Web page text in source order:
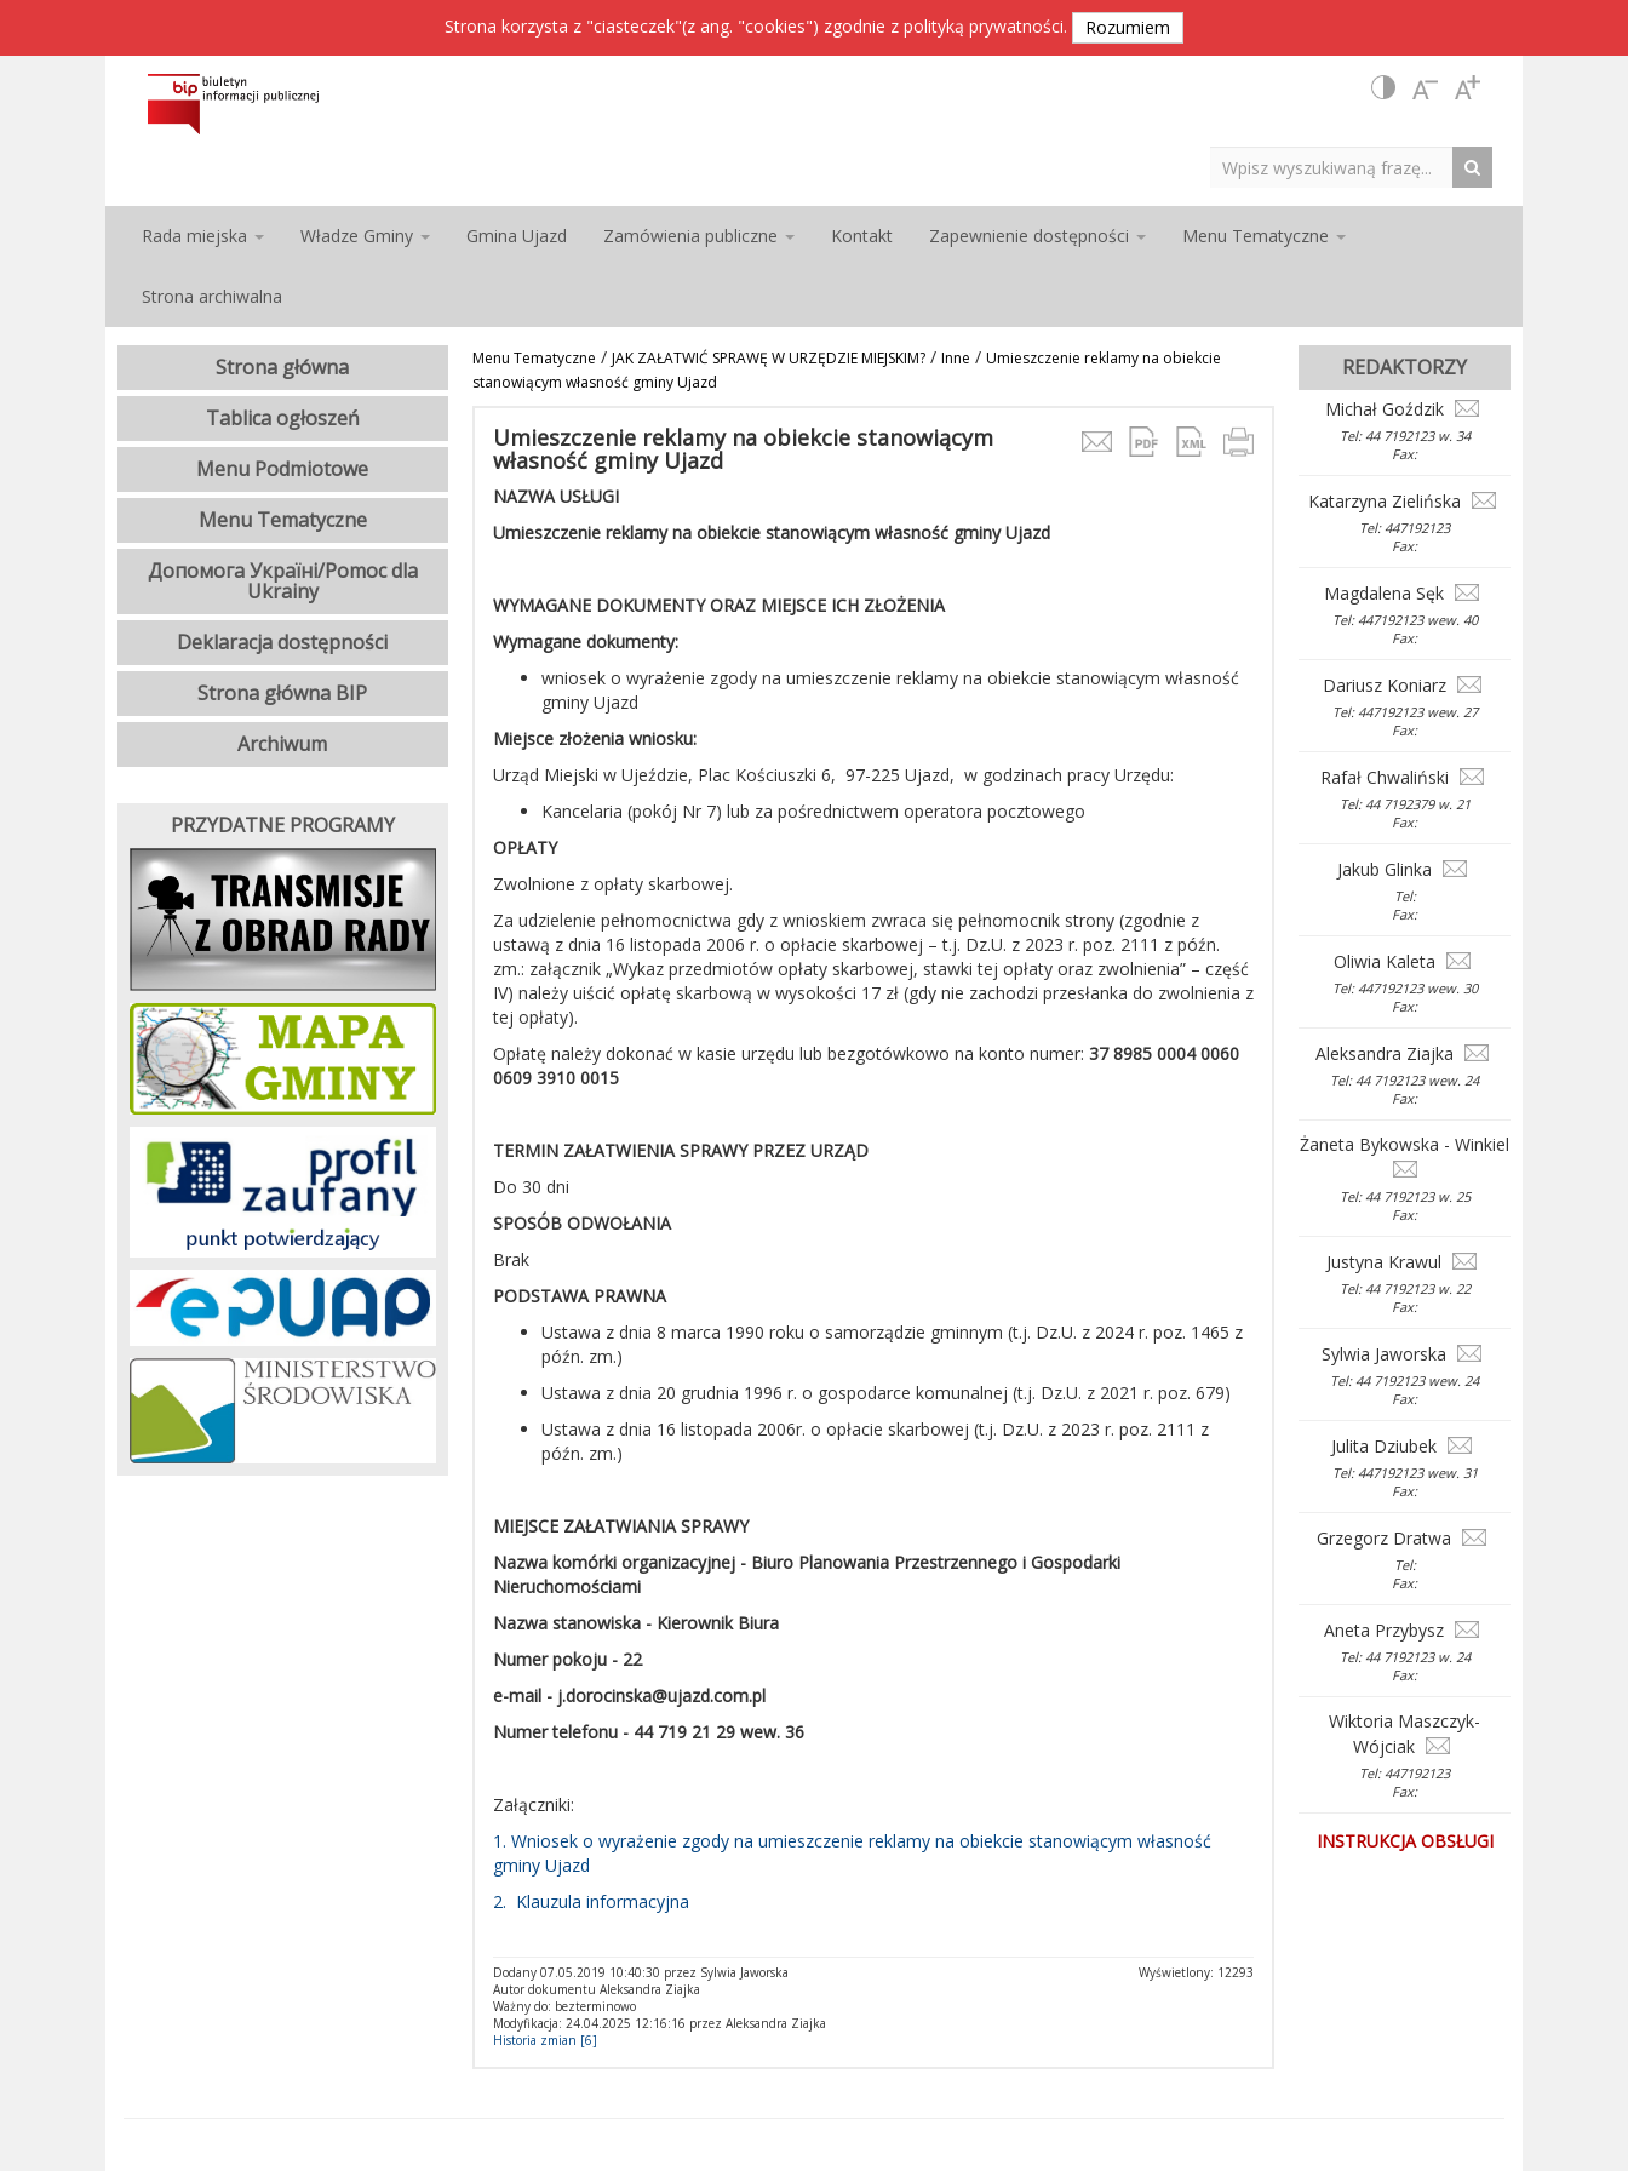
Strona korzysta z "ciasteczek"(z ang. "cookies") zgodnie z polityką prywatności. Rozumiem
Rada miejska Władze Gminy Gmina Ujazd Zamówienia publiczne Kontakt Zapewnienie dostępności Menu Tematyczne
Strona archiwalna
Menu Tematyczne / JAK ZAŁATWIĆ SPRAWĘ W URZĘDZIE MIEJSKIM?/ Inne / Umieszczenie reklamy na obiekcie
stanowiącym własność gminy Ujazd
Umieszczenie reklamy na obiekcie stanowiącym
własność gminy Ujazd
NAZWA USŁUGI
Umieszczenie reklamy na obiekcie stanowiącym własność gminy Ujazd
WYMAGANE DOKUMENTY ORAZ MIEJSCE ICH ZŁOŻENIA
Wymagane dokumenty:
wniosek o wyrażenie zgody na umieszczenie reklamy na obiekcie stanowiącym własność
gminy Ujazd
Miejsce złożenia wniosku:
Urząd Miejski w Ujeździe, Plac Kościuszki 6, 97-225 Ujazd, w godzinach pracy Urzędu:
Kancelaria (pokój Nr 7) lub za pośrednictwem operatora pocztowego
OPŁATY
Zwolnione z opłaty skarbowej.
Za udzielenie pełnomocnictwa gdy z wnioskiem zwraca się pełnomocnik strony (zgodnie z
ustawą z dnia 16 listopada 2006 r. o opłacie skarbowej –t.j. Dz.U. z 2023 r. poz. 2111 z późn.
zm.: załącznik „Wykaz przedmiotów opłaty skarbowej, stawki tej opłaty oraz zwolnienia” – część
IV) należy uiścić opłatę skarbową w wysokości 17 zł (gdy nie zachodzi przesłanka do zwolnienia z
tej opłaty).
Opłatę należy dokonać w kasie urzędu lub bezgotówkowo na konto numer: 37 8985 0004 0060
0609 3910 0015
TERMIN ZAŁATWIENIA SPRAWY PRZEZ URZĄD
Do 30 dni
SPOSÓB ODWOŁANIA
Brak
PODSTAWA PRAWNA
Ustawa z dnia 8 marca 1990 roku o samorządzie gminnym (t.j. Dz.U. z 2024 r. poz. 1465 z
późn. zm.)
Ustawa z dnia 20 grudnia 1996 r. o gospodarce komunalnej (t.j. Dz.U. z 2021 r. poz. 679)
Ustawa z dnia 16 listopada 2006r. o opłacie skarbowej (t.j. Dz.U. z 2023 r. poz. 2111 z
późn. zm.)
MIEJSCE ZAŁATWIANIA SPRAWY
Nazwa komórki organizacyjnej - Biuro Planowania Przestrzennego i Gospodarki
Nieruchomościami
Nazwa stanowiska - Kierownik Biura
Numer pokoju - 22
e-mail - j.dorocinska@ujazd.com.pl
Numer telefonu - 44 719 21 29 wew. 36
Załączniki:
1. Wniosek o wyrażenie zgody na umieszczenie reklamy na obiekcie stanowiącym własność
gminy Ujazd
2. Klauzula informacyjna
Wyświetlony: 12293
Dodany 07.05.2019 10:40:30 przez Sylwia Jaworska
Autor dokumentu Aleksandra Ziajka
Ważny do: bezterminowo
Modyfikacja: 24.04.2025 12:16:16 przez Aleksandra Ziajka
Historia zmian [6]
Strona główna
Tablica ogłoszeń
Menu Podmiotowe
Menu Tematyczne
Допомога Україні/Pomoc dla
Ukrainy
Deklaracja dostępności
Strona główna BIP
Archiwum
PRZYDATNE PROGRAMY
REDAKTORZY
Michał Goździk
Tel: 44 7192123 w. 34
Fax:
Katarzyna Zielińska
Tel: 447192123
Fax:
Magdalena Sęk
Tel: 447192123 wew. 40
Fax:
Dariusz Koniarz
Tel: 447192123 wew. 27
Fax:
Rafał Chwaliński
Tel: 44 7192379 w. 21
Fax:
Jakub Glinka
Tel:
Fax:
Oliwia Kaleta
Tel: 447192123 wew. 30
Fax:
Aleksandra Ziajka
Tel: 44 7192123 wew. 24
Fax:
Żaneta Bykowska - Winkiel
Tel: 44 7192123 w. 25
Fax:
Justyna Krawul
Tel: 44 7192123 w. 22
Fax:
Sylwia Jaworska
Tel: 44 7192123 wew. 24
Fax:
Julita Dziubek
Tel: 447192123 wew. 31
Fax:
Grzegorz Dratwa
Tel:
Fax:
Aneta Przybysz
Tel: 44 7192123 w. 24
Fax:
Wiktoria Maszczyk-
Wójciak
Tel: 447192123
Fax:
INSTRUKCJA OBSŁUGI